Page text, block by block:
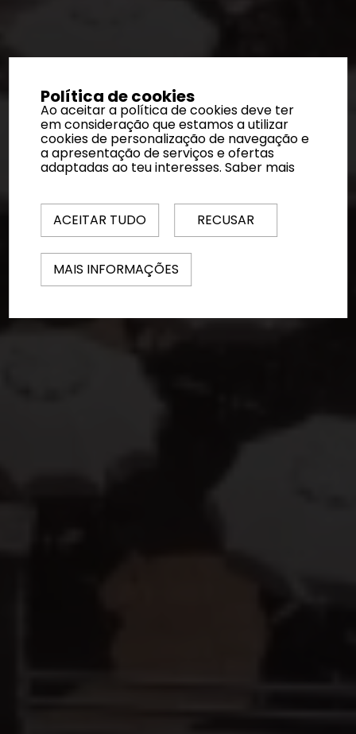
Política de cookies
Ao aceitar a política de cookies deve ter
em consideração que estamos a utilizar
cookies de personalização de navegação e
a apresentação de serviços e ofertas
adaptadas ao teu interesses.Saber mais
ACEITAR TUDO RECUSAR
MAIS INFORMAÇÕES